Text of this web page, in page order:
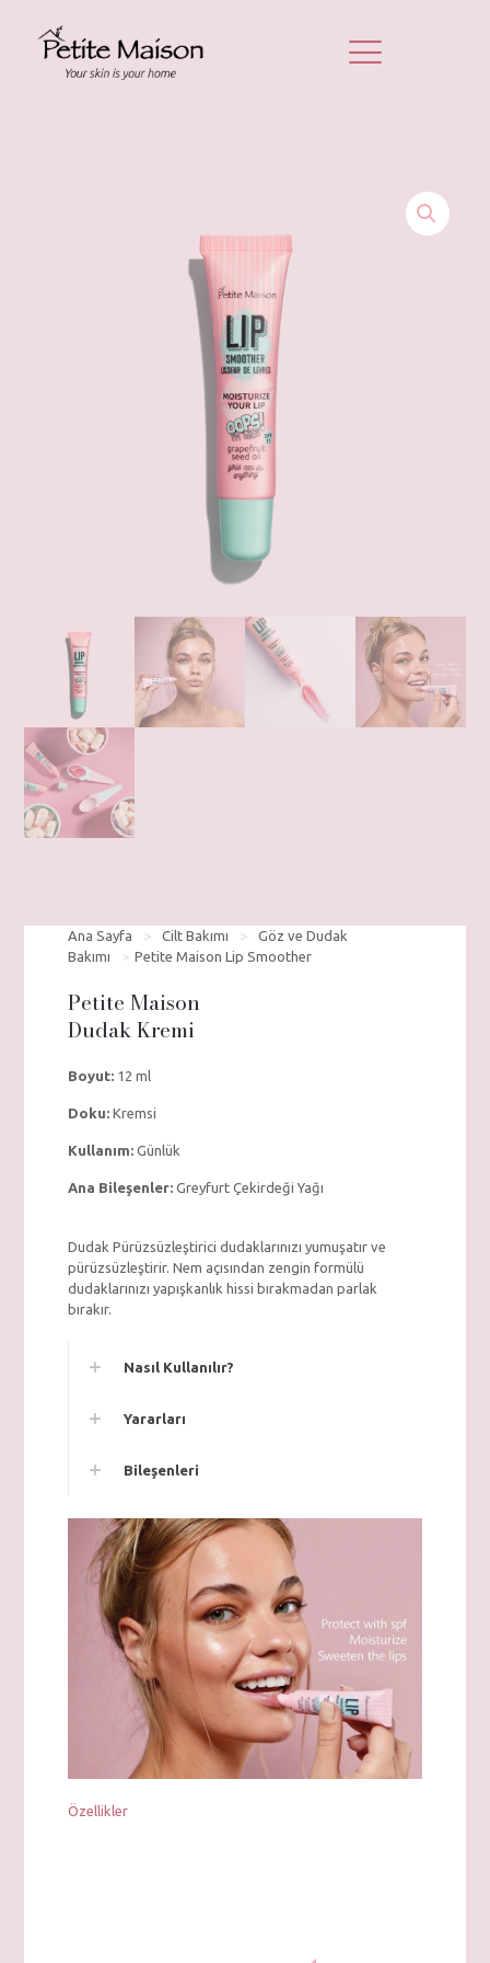
Ana Sayfa > Cilt Bakımı >
Göz ve Dudak
Bakımı
> Petite Maison Lip Smoother
Petite Maison
Dudak Kremi
Boyut: 12 ml
Doku: Kremsi
Kullanım: Günlük
Ana Bileşenler: Greyfurt Çekirdeği Yağı
Dudak Pürüzsüzleştirici dudaklarınızı yumuşatır ve
pürüzsüzleştirir. Nem açısından zengin formülü
dudaklarınızı yapışkanlık hissi bırakmadan parlak
bırakır.
Nasıl Kullanılır?
Yararları
Bileşenleri
Özellikler